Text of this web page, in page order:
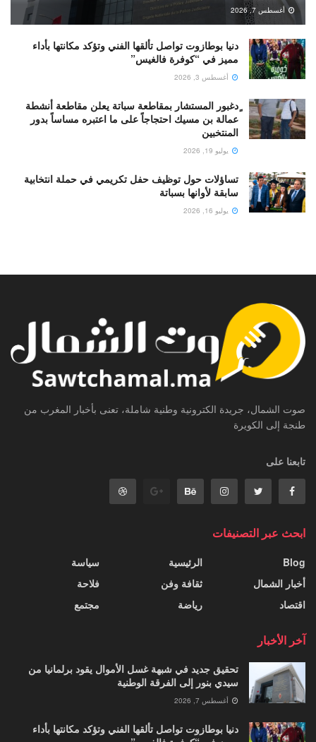
أغسطس 7, 2026
دنيا بوطازوت تواصل تألقها الفني وتؤكد مكانتها بأداء
مميز في “كوفرة فالغيس”
أغسطس 3, 2026
ٍدغبور المستشار بمقاطعة سباتة يعلن مقاطعة أنشطة
عمالة بن مسيك احتجاجاً على ما اعتبره مساساً بدور
المنتخبين
يوليو 19, 2026
تساؤلات حول توظيف حفل تكريمي في حملة انتخابية
سابقة لأوانها بسباتة
يوليو 16, 2026
صوت الشمال، جريدة الكترونية وطنية شاملة، تعنى بأخبار المغرب من
طنجة إلى الكويرة
تابعنا على
ابحث عبر التصنيفات
Blog
أخبار الشمال
اقتصاد
الرئيسية
ثقافة وفن
رياضة
سياسة
فلاحة
مجتمع
آخر الأخبار
تحقيق جديد في شبهة غسل الأموال يقود برلمانيا من
سيدي بنور إلى الفرقة الوطنية
أغسطس 7, 2026
دنيا بوطازوت تواصل تألقها الفني وتؤكد مكانتها بأداء